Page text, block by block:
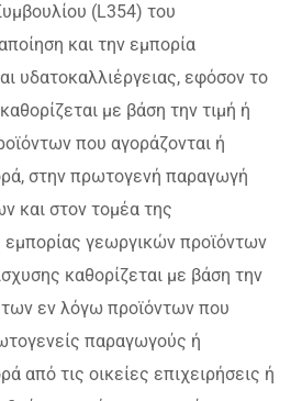
(L354) του
και την εμπορία
υδατοκαλλιέργειας, εφόσον το
με βάση την τιμή ή
που αγοράζονται ή
στην πρωτογενή παραγωγή
και στον τομέα της
εμπορίας γεωργικών προϊόντων
καθορίζεται με βάση την
των εν λόγω προϊόντων που
παραγωγούς ή
από τις οικείες επιχειρήσεις ή